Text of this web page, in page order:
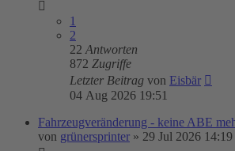
1
2
22 Antworten
872 Zugriffe
Letzter Beitrag von Eisbär
04 Aug 2026 19:51
Fahrzeugveränderung - keine ABE
von grünersprinter » 29 Jul 2026 14:19